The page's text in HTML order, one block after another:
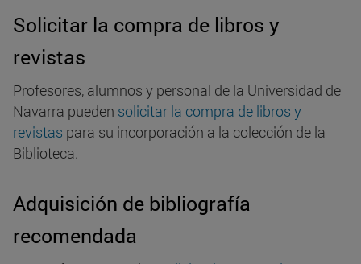
Solicitar la compra de libros y
revistas
Profesores, alumnos y personal de la Universidad de
Navarra pueden solicitar la compra de libros y
revistas para su incorporación a la colección de la
Biblioteca.
Adquisición de bibliografía
recomendada